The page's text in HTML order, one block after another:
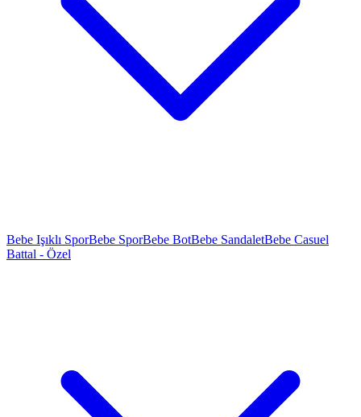
Bebe Işıklı SporBebe SporBebe BotBebe SandaletBebe Casuel
Battal - Özel